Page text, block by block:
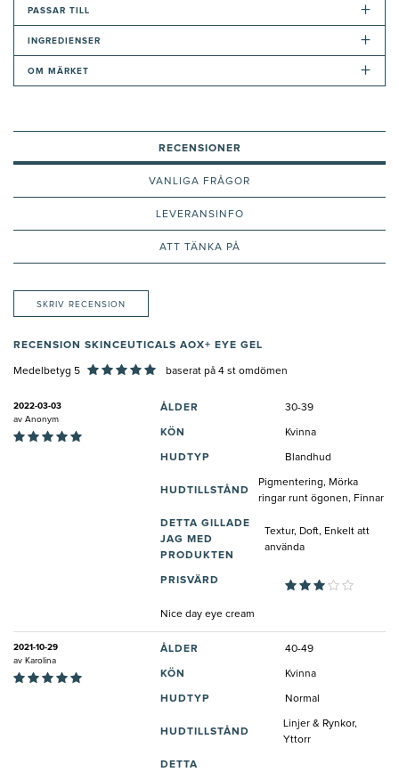
PASSAR TILL +
INGREDIENSER +
OM MÄRKET +
RECENSIONER
VANLIGA FRÅGOR
LEVERANSINFO
ATT TÄNKA PÅ
SKRIV RECENSION
RECENSION SKINCEUTICALS AOX+ EYE GEL
Medelbetyg 5 baserat på 4 st omdömen
2022-03-03
av Anonym
ÅLDER 30-39
KÖN Kvinna
HUDTYP Blandhud
HUDTILLSTÅND
Pigmentering, Mörka
ringar runt ögonen, Finnar
DETTA GILLADE
JAG MED
PRODUKTEN
Textur, Doft, Enkelt att
använda
PRISVÄRD
Nice day eye cream
2021-10-29
av Karolina
ÅLDER 40-49
KÖN Kvinna
HUDTYP Normal
HUDTILLSTÅND
Linjer & Rynkor,
Yttorr
DETTA